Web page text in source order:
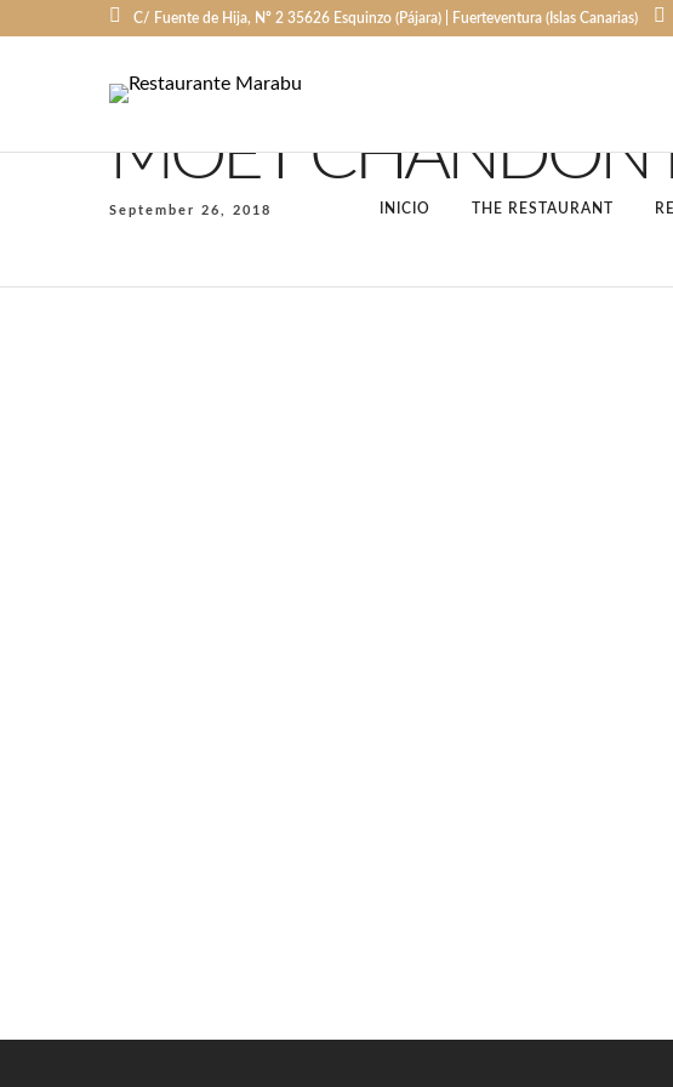
C/ Fuente de Hija, Nº 2 35626 Esquinzo (Pájara) | Fuerteventura (Islas Canarias)
INICIO THE RESTAURANT
MOET CHANDON
September 26, 2018